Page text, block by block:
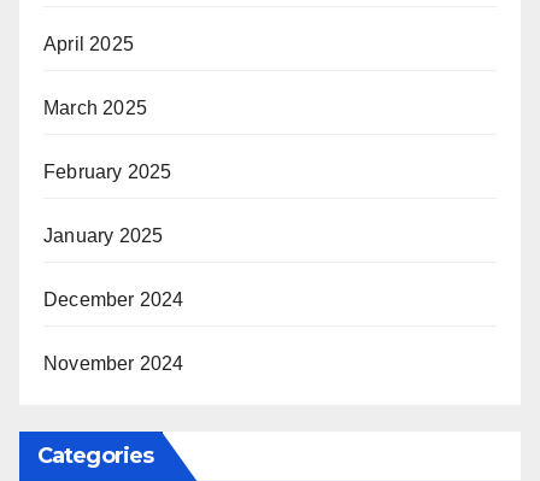
April 2025
March 2025
February 2025
January 2025
December 2024
November 2024
Categories